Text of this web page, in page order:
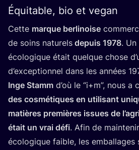
Équitable, bio et vegan
Cette marque ber­li­noise
de soins natu­rels depuis 1978.
éco­lo­gique était quelque chose
d’ex­cep­tion­nel dans les années
Inge Stamm d’où le “i+m”, nous a
des cos­mé­tiques en uti­li­sant
matières pre­mières issues de
était un vrai défi. Afin de
éco­lo­gique faible, les embal­lages